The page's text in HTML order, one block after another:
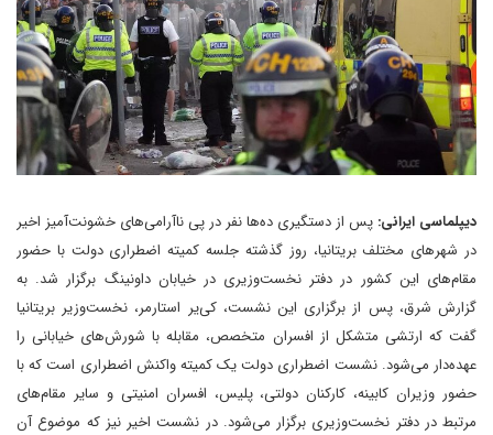
دیپلماسی ایرانی: پس از دستگیری ده‌ها نفر در پی ناآرامی‌های خشونت‌آمیز اخیر
در شهرهای مختلف بریتانیا، روز گذشته جلسه کمیته اضطراری دولت با حضور
مقام‌های این کشور در دفتر نخست‌وزیری در خیابان داونینگ برگزار شد. به
گزارش شرق، پس از برگزاری این نشست، کی‌یر استارمر، نخست‌وزیر بریتانیا
گفت که ارتشی متشکل از افسران متخصص، مقابله با شورش‌های خیابانی را
عهده‌دار می‌شود. نشست اضطراری دولت یک کمیته واکنش اضطراری است که با
حضور وزیران کابینه، کارکنان دولتی، پلیس، افسران امنیتی و سایر مقام‌های
مرتبط در دفتر نخست‌وزیری برگزار می‌شود. در نشست اخیر نیز که موضوع آن